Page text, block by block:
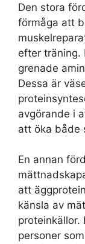
Den stora
förmåga att
efter träning.
grenade
Dessa är
avgörande i
att öka både
En annan
att
känsla av
proteinkällor.
personer